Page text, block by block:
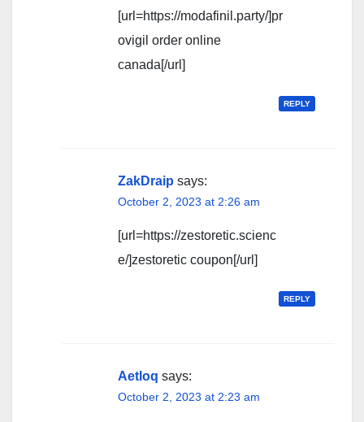
[url=https://modafinil.party/]pr
ovigil order online
canada[/url]
REPLY
ZakDraip says:
October 2, 2023 at 2:26 am
[url=https://zestoretic.scienc
e/]zestoretic coupon[/url]
REPLY
Aetloq says:
October 2, 2023 at 2:23 am